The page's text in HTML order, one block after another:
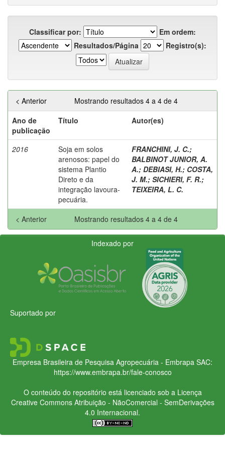
Classificar por:
Em ordem:
Resultados/Página
Registro(s):
Mostrando resultados 4 a 4 de 4
< Anterior
Ano de
publicação
Título Autor(es)
2016
Soja em solos
arenosos: papel do
sistema Plantio
Direto e da
integração lavoura-
pecuária.
FRANCHINI, J. C.;
BALBINOT JUNIOR, A.
A.; DEBIASI, H.; COSTA,
J. M.; SICHIERI, F. R.;
TEIXEIRA, L. C.
Mostrando resultados 4 a 4 de 4
< Anterior
Indexado por
Suportado por
Empresa Brasileira de Pesquisa Agropecuária - Embrapa SAC:
https://www.embrapa.br/fale-conosco
O conteúdo do repositório está licenciado sob a Licença
Creative CommonsAtribuição - NãoComercial - SemDerivações
4.0 Internacional.